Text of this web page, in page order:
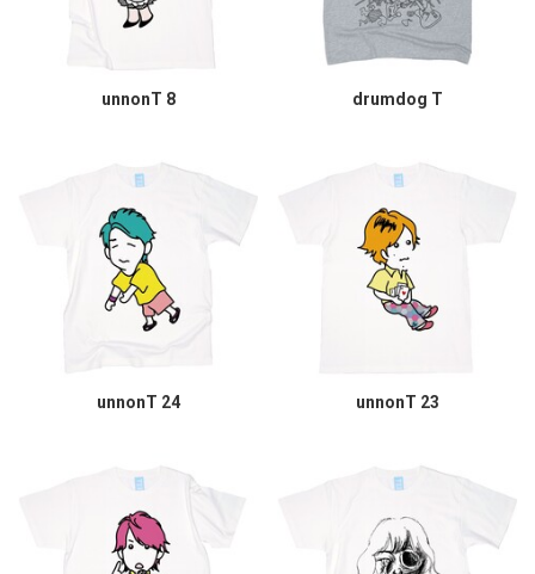
unnonT 8 drumdog T
unnonT 24 unnonT 23